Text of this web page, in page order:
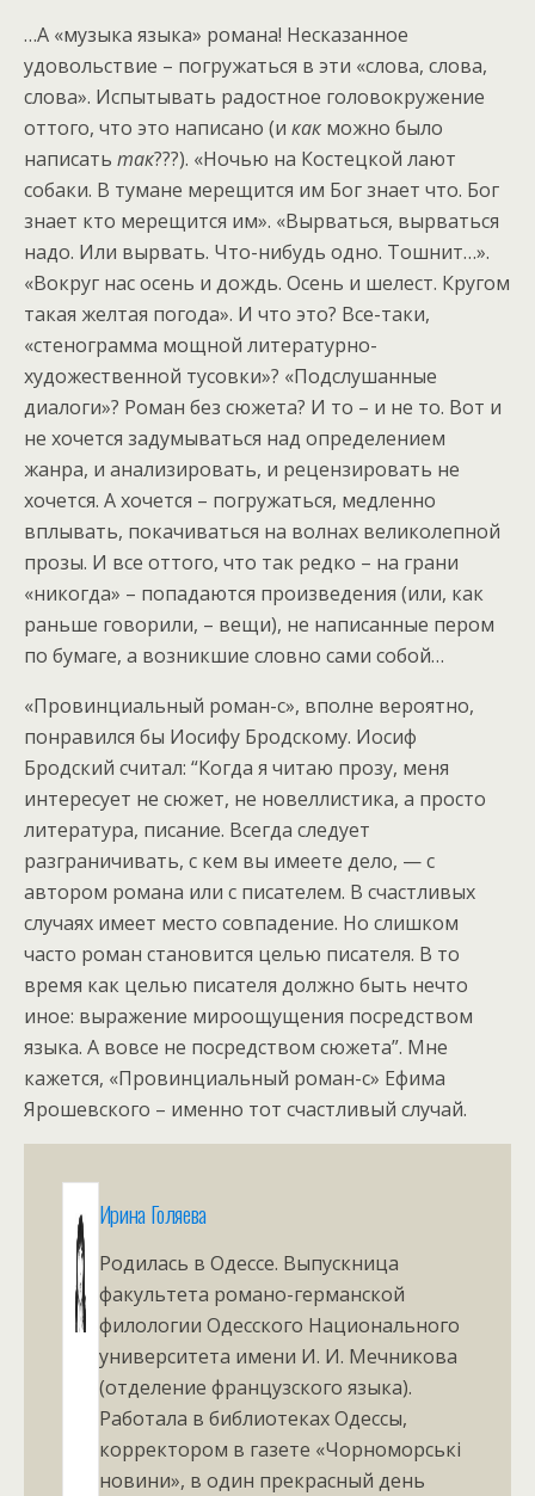
…А «музыка языка» романа! Несказанное
удовольствие – погружаться в эти «слова, слова,
слова». Испытывать радостное головокружение
оттого, что это написано (и как можно было
написать так???). «Ночью на Костецкой лают
собаки. В тумане мерещится им Бог знает что. Бог
знает кто мерещится им». «Вырваться, вырваться
надо. Или вырвать. Что-нибудь одно. Тошнит…».
«Вокруг нас осень и дождь. Осень и шелест. Кругом
такая желтая погода». И что это? Все-таки,
«стенограмма мощной литературно-
художественной тусовки»? «Подслушанные
диалоги»? Роман без сюжета? И то – и не то. Вот и
не хочется задумываться над определением
жанра, и анализировать, и рецензировать не
хочется. А хочется – погружаться, медленно
вплывать, покачиваться на волнах великолепной
прозы. И все оттого, что так редко – на грани
«никогда» – попадаются произведения (или, как
раньше говорили, – вещи), не написанные пером
по бумаге, а возникшие словно сами собой…
«Провинциальный роман-с», вполне вероятно,
понравился бы Иосифу Бродскому. Иосиф
Бродский считал: “Когда я читаю прозу, меня
интересует не сюжет, не новеллистика, а просто
литература, писание. Всегда следует
разграничивать, с кем вы имеете дело, — с
автором романа или с писателем. В счастливых
случаях имеет место совпадение. Но слишком
часто роман становится целью писателя. В то
время как целью писателя должно быть нечто
иное: выражение мироощущения посредством
языка. А вовсе не посредством сюжета”. Мне
кажется, «Провинциальный роман-с» Ефима
Ярошевского – именно тот счастливый случай.
Ирина Голяева
Родилась в Одессе. Выпускница
факультета романо-германской
филологии Одесского Национального
университета имени И. И. Мечникова
(отделение французского языка).
Работала в библиотеках Одессы,
корректором в газете «Чорноморські
новини», в один прекрасный день